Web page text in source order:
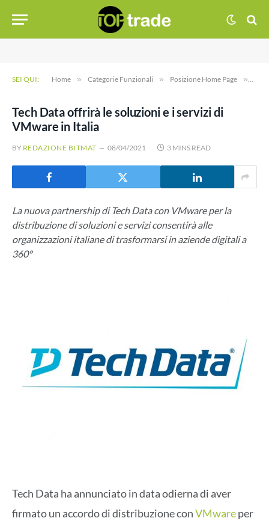
SEI QUI: Home » Categorie Funzionali » Posizione Home Page »
Tech Data offrirà le soluzioni e i servizi di
VMware in Italia
BY REDAZIONE BITMAT 08/04/2021 3 MINS READ
La nuova partnership di Tech Data con VMware per la
distribuzione di soluzioni e servizi consentirà alle
organizzazioni italiane di trasformarsi in aziende digitali a
360°
Tech Data ha annunciato in data odierna di aver
firmato un accordo di distribuzione conVMwareper